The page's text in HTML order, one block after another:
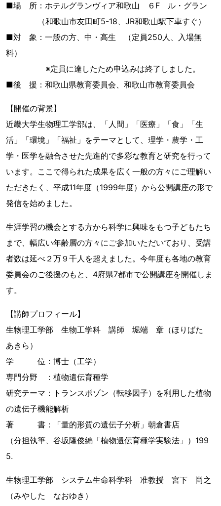
■場 所：ホテルグランヴィア和歌山 ６F ル・グラン
（和歌山市友田町5-18、JR和歌山駅下車すぐ）
■対 象：一般の方、中・高生 （定員250人、入場無
料）
※定員に達したため申込みは終了しました。
■後 援：和歌山県教育委員会、和歌山市教育委員会
【開催の背景】
近畿大学生物理工学部は、「人間」「医療」「食」「生
活」「環境」「福祉」をテーマとして、理学・農学・工
学・医学を融合させた先進的で多彩な教育と研究を行って
います。ここで得られた成果を広く一般の方々にご理解い
ただきたく、平成11年度（1999年度）から公開講座の形で
発信を始めました。
生涯学習の機会とする方から科学に興味をもつ子どもたち
まで、幅広い年齢層の方々にご参加いただいており、受講
者数は延べ２万９千人を超えました。今年度も各地の教育
委員会のご後援のもと、4府県7都市で公開講座を開催しま
す。
【講師プロフィール】
生物理工学部 生物工学科 講師 堀端 章（ほりばた
あきら）
学 位：博士（工学）
専門分野 ：植物遺伝育種学
研究テーマ：トランスポゾン（転移因子）を利用した植物
の遺伝子機能解析
著 書：「量的形質の遺伝子分析」朝倉書店
（分担執筆、谷坂隆俊編「植物遺伝育種学実験法」）199
5.
生物理工学部 システム生命科学科 准教授 宮下 尚之
（みやした なおゆき）